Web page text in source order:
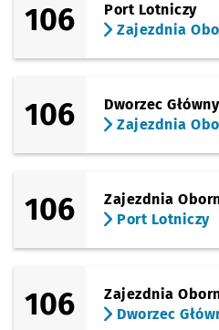
106
Port Lotniczy
Zajezdnia
106
Dworzec
Zajezdnia
106
Zajezdnia
Port Lotniczy
106
Zajezdnia
Dworzec